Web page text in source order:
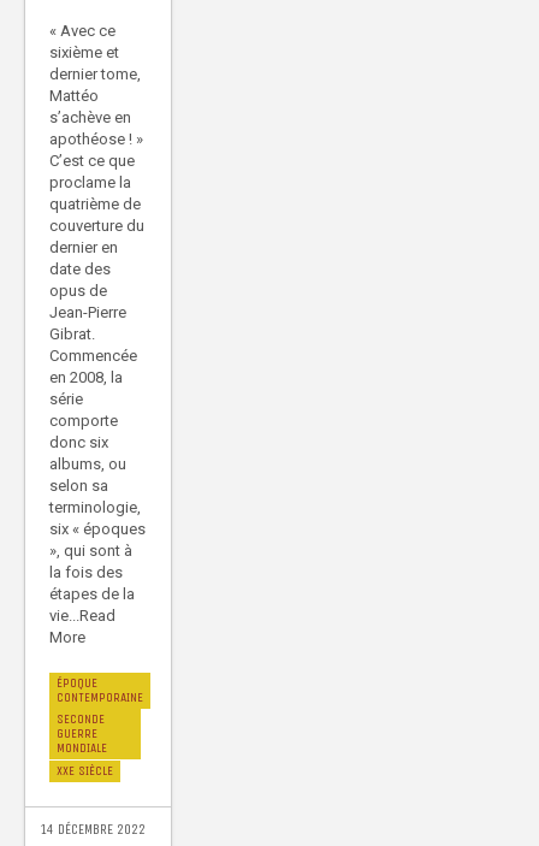
« Avec ce
sixième et
dernier tome,
Mattéo
s’achève en
apothéose ! »
C’est ce que
proclame la
quatrième de
couverture du
dernier en
date des
opus de
Jean-Pierre
Gibrat.
Commencée
en 2008, la
série
comporte
donc six
albums, ou
selon sa
terminologie,
six « époques
», qui sont à
la fois des
étapes de la
vie...Read
More
ÉPOQUE
CONTEMPORAINE
SECONDE
GUERRE
MONDIALE
XXE SIÈCLE
14 DÉCEMBRE 2022